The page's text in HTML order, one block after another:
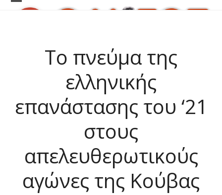
Skip
Open
Close
Το πνεύμα της
ελληνικής
επανάστασης του ‘21
στους
απελευθερωτικούς
αγώνες της Κούβας